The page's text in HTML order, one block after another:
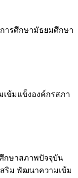
ารศึกษามัธยมศึกษา
เข้มแข็งองค์กรสภา
ษาสภาพปัจจุบัน
ริม พัฒนาความเข้ม